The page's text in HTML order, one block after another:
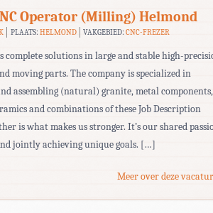
Operator (Milling) Helmond
PLAATS: HELMOND VAKGEBIED:CNC-FREZER
complete solutions in large and stable high-
moving parts. The company is specialized in
assembling (natural) granite, metal components,
and combinations of these Job Description
is what makes us stronger. It’s our shared
jointly achieving unique goals. […]
Meer over deze